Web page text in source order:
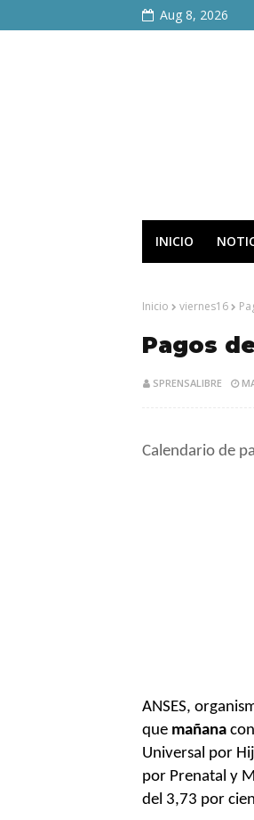
Aug 8, 2026
INICIO
Inicio viernes16
Pagos
SPRENSALIBRE
Calendario de
ANSES,
que mañana
Universal por
por Prenatal y
del 3,73 por